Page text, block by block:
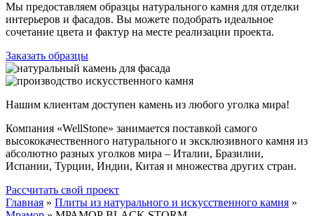
Мы предоставляем образцы натурального камня для отделки
интерьеров и фасадов. Вы можете подобрать идеальное
сочетание цвета и фактур на месте реализации проекта.
Заказать образцы
Нашим клиентам доступен камень из любого уголка мира!
Компания «WellStone» занимается поставкой самого
высококачественного натурального и эксклюзивного камня из
абсолютно разных уголков мира – Италии, Бразилии,
Испании, Турции, Индии, Китая и множества других стран.
Рассчитать свой проект
Главная » Плиты из натурального и искусственного камня »